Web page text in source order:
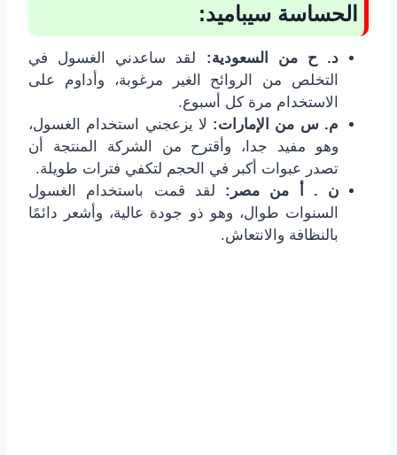
الحساسة سيباميد:
د. ح من السعودية: لقد ساعدني الغسول في
التخلص من الروائح الغير مرغوبة، وأداوم على
الاستخدام مرة كل أسبوع.
م. س من الإمارات: لا يزعجني استخدام الغسول،
وهو مفيد جدا، وأقترح من الشركة المنتجة أن
تصدر عبوات أكبر في الحجم لتكفي فترات طويلة.
ن . أ من مصر: لقد قمت باستخدام الغسول
السنوات طوال، وهو ذو جودة عالية، وأشعر دائمًا
بالنظافة والانتعاش.